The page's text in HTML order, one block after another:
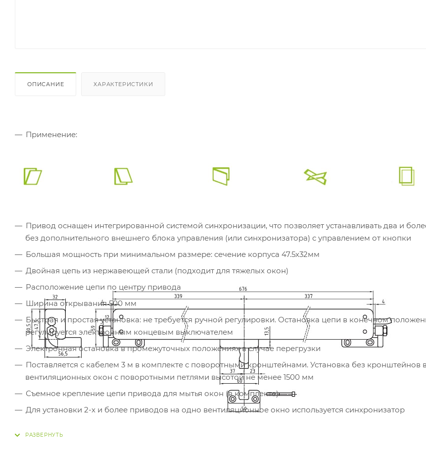
ОПИСАНИЕ ХАРАКТЕРИСТИКИ
Применение:
Привод оснащен интегрированной системой синхронизации, что позволяет устанавливать два и
без дополнительного внешнего блока управления (или синхронизатора) с управлением от кнопки
Большая мощность при минимальном размере: сечение корпуса 47.5х32мм
Двойная цепь из нержавеющей стали (подходит для тяжелых окон)
Расположение цепи по центру привода
Ширина открывания 500 мм
Быстрая и простая установка: не требуется ручной регулировки. Остановка цепи в конечном
регулируется электронным концевым выключателем
Электронная остановка в промежуточных положениях в случае перегрузки
Поставляется с кабелем 3 м в комплекте с поворотными кронштейнами. Установка без кронштейнов
вентиляционных окон с поворотными петлями высотой не менее 1500 мм
Съемное крепление цепи привода для мытья окон (в комплекте)
Для установки 2-х и более приводов на одно вентиляционное окно используется синхронизатор
скоростями